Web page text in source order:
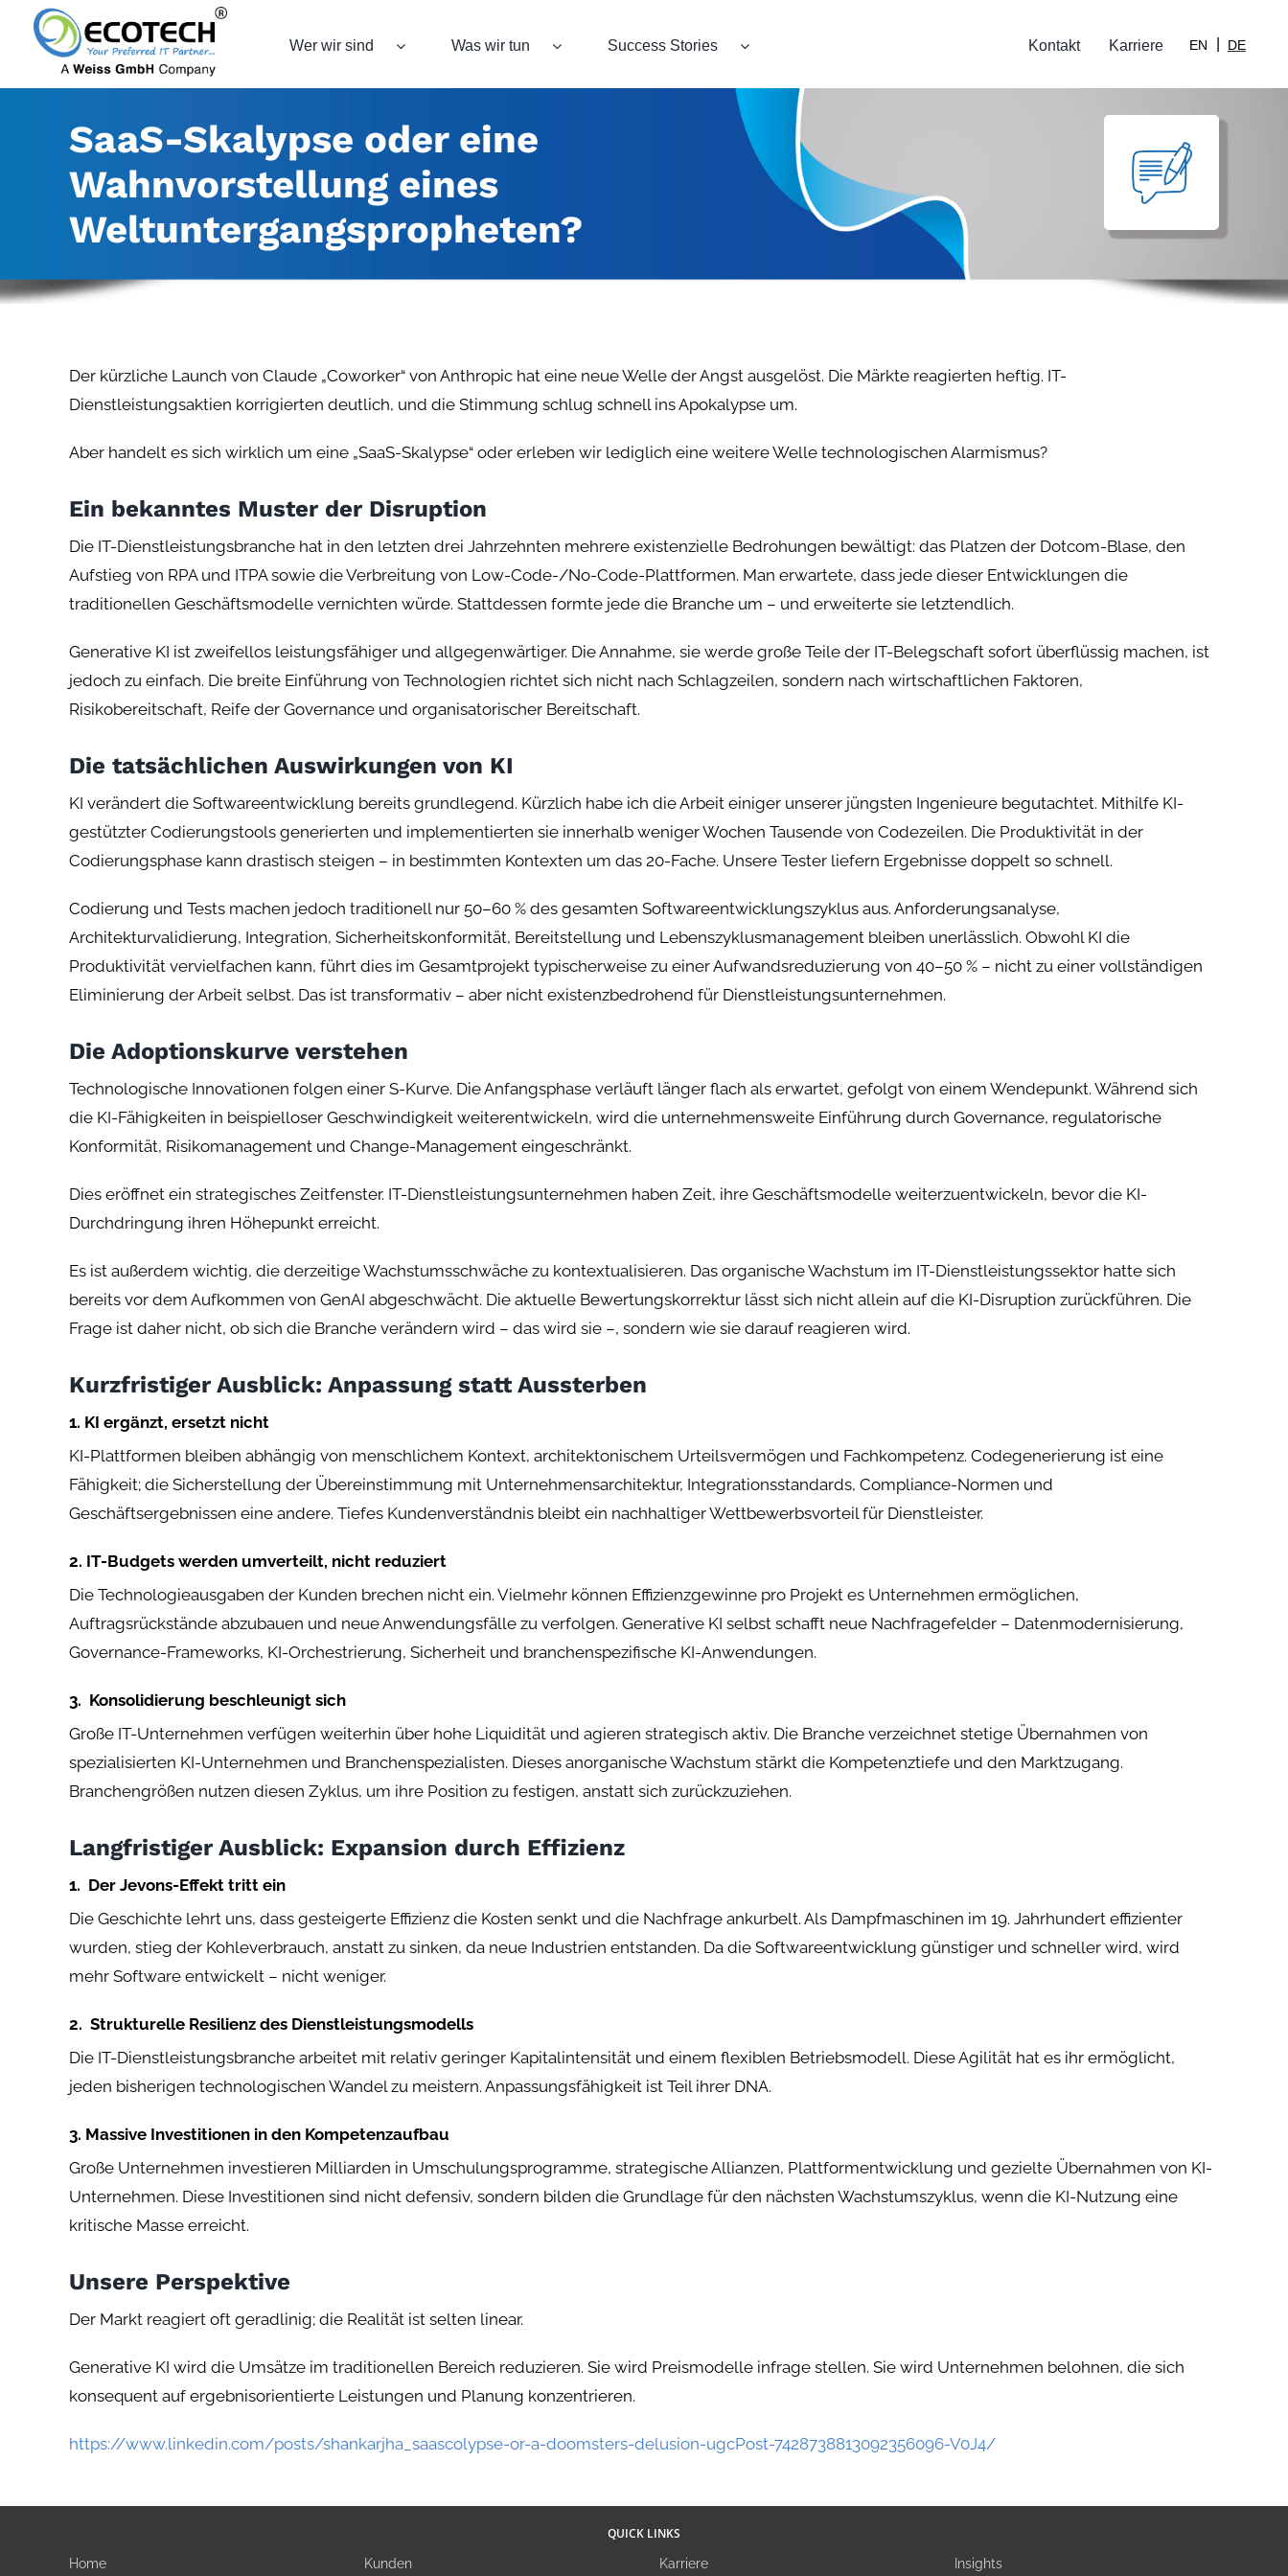
Wer wir sind Was wir tun Success Stories Kontakt Karriere EN DE
SaaS-Skalypse oder eine
Wahnvorstellung eines
Weltuntergangspropheten?
Der kürzliche Launch von Claude „Coworker“ von Anthropic hat eine neue Welle der Angst ausgelöst. Die Märkte reagierten heftig. IT-
Dienstleistungsaktien korrigierten deutlich, und die Stimmung schlug schnell ins Apokalypse um.
Aber handelt es sich wirklich um eine „SaaS-Skalypse“ oder erleben wir lediglich eine weitere Welle technologischen Alarmismus?
Ein bekanntes Muster der Disruption
Die IT-Dienstleistungsbranche hat in den letzten drei Jahrzehnten mehrere existenzielle Bedrohungen bewältigt: das Platzen der Dotcom-Blase, den
Aufstieg von RPA und ITPA sowie die Verbreitung von Low-Code-/No-Code-Plattformen. Man erwartete, dass jede dieser Entwicklungen die
traditionellen Geschäftsmodelle vernichten würde. Stattdessen formte jede die Branche um – und erweiterte sie letztendlich.
Generative KI ist zweifellos leistungsfähiger und allgegenwärtiger. Die Annahme, sie werde große Teile der IT-Belegschaft sofort überflüssig machen, ist
jedoch zu einfach. Die breite Einführung von Technologien richtet sich nicht nach Schlagzeilen, sondern nach wirtschaftlichen Faktoren,
Risikobereitschaft, Reife der Governance und organisatorischer Bereitschaft.
Die tatsächlichen Auswirkungen von KI
KI verändert die Softwareentwicklung bereits grundlegend. Kürzlich habe ich die Arbeit einiger unserer jüngsten Ingenieure begutachtet. Mithilfe KI-
gestützter Codierungstools generierten und implementierten sie innerhalb weniger Wochen Tausende von Codezeilen. Die Produktivität in der
Codierungsphase kann drastisch steigen – in bestimmten Kontexten um das 20-Fache. Unsere Tester liefern Ergebnisse doppelt so schnell.
Codierung und Tests machen jedoch traditionell nur 50–60 % des gesamten Softwareentwicklungszyklus aus. Anforderungsanalyse,
Architekturvalidierung, Integration, Sicherheitskonformität, Bereitstellung und Lebenszyklusmanagement bleiben unerlässlich. Obwohl KI die
Produktivität vervielfachen kann, führt dies im Gesamtprojekt typischerweise zu einer Aufwandsreduzierung von 40–50 % – nicht zu einer vollständigen
Eliminierung der Arbeit selbst. Das ist transformativ – aber nicht existenzbedrohend für Dienstleistungsunternehmen.
Die Adoptionskurve verstehen
Technologische Innovationen folgen einer S-Kurve. Die Anfangsphase verläuft länger flach als erwartet, gefolgt von einem Wendepunkt. Während sich
die KI-Fähigkeiten in beispielloser Geschwindigkeit weiterentwickeln, wird die unternehmensweite Einführung durch Governance, regulatorische
Konformität, Risikomanagement und Change-Management eingeschränkt.
Dies eröffnet ein strategisches Zeitfenster. IT-Dienstleistungsunternehmen haben Zeit, ihre Geschäftsmodelle weiterzuentwickeln, bevor die KI-
Durchdringung ihren Höhepunkt erreicht.
Es ist außerdem wichtig, die derzeitige Wachstumsschwäche zu kontextualisieren. Das organische Wachstum im IT-Dienstleistungssektor hatte sich
bereits vor dem Aufkommen von GenAI abgeschwächt. Die aktuelle Bewertungskorrektur lässt sich nicht allein auf die KI-Disruption zurückführen. Die
Frage ist daher nicht, ob sich die Branche verändern wird – das wird sie –, sondern wie sie darauf reagieren wird.
Kurzfristiger Ausblick: Anpassung statt Aussterben
1. KI ergänzt, ersetzt nicht
KI-Plattformen bleiben abhängig von menschlichem Kontext, architektonischem Urteilsvermögen und Fachkompetenz. Codegenerierung ist eine
Fähigkeit; die Sicherstellung der Übereinstimmung mit Unternehmensarchitektur, Integrationsstandards, Compliance-Normen und
Geschäftsergebnissen eine andere. Tiefes Kundenverständnis bleibt ein nachhaltiger Wettbewerbsvorteil für Dienstleister.
2. IT-Budgets werden umverteilt, nicht reduziert
Die Technologieausgaben der Kunden brechen nicht ein. Vielmehr können Effizienzgewinne pro Projekt es Unternehmen ermöglichen,
Auftragsrückstände abzubauen und neue Anwendungsfälle zu verfolgen. Generative KI selbst schafft neue Nachfragefelder – Datenmodernisierung,
Governance-Frameworks, KI-Orchestrierung, Sicherheit und branchenspezifische KI-Anwendungen.
3. Konsolidierung beschleunigt sich
Große IT-Unternehmen verfügen weiterhin über hohe Liquidität und agieren strategisch aktiv. Die Branche verzeichnet stetige Übernahmen von
spezialisierten KI-Unternehmen und Branchenspezialisten. Dieses anorganische Wachstum stärkt die Kompetenztiefe und den Marktzugang.
Branchengrößen nutzen diesen Zyklus, um ihre Position zu festigen, anstatt sich zurückzuziehen.
Langfristiger Ausblick: Expansion durch Effizienz
1. Der Jevons-Effekt tritt ein
Die Geschichte lehrt uns, dass gesteigerte Effizienz die Kosten senkt und die Nachfrage ankurbelt. Als Dampfmaschinen im 19. Jahrhundert effizienter
wurden, stieg der Kohleverbrauch, anstatt zu sinken, da neue Industrien entstanden. Da die Softwareentwicklung günstiger und schneller wird, wird
mehr Software entwickelt – nicht weniger.
2. Strukturelle Resilienz des Dienstleistungsmodells
Die IT-Dienstleistungsbranche arbeitet mit relativ geringer Kapitalintensität und einem flexiblen Betriebsmodell. Diese Agilität hat es ihr ermöglicht,
jeden bisherigen technologischen Wandel zu meistern. Anpassungsfähigkeit ist Teil ihrer DNA.
3. Massive Investitionen in den Kompetenzaufbau
Große Unternehmen investieren Milliarden in Umschulungsprogramme, strategische Allianzen, Plattformentwicklung und gezielte Übernahmen von KI-
Unternehmen. Diese Investitionen sind nicht defensiv, sondern bilden die Grundlage für den nächsten Wachstumszyklus, wenn die KI-Nutzung eine
kritische Masse erreicht.
Unsere Perspektive
Der Markt reagiert oft geradlinig; die Realität ist selten linear.
Generative KI wird die Umsätze im traditionellen Bereich reduzieren. Sie wird Preismodelle infrage stellen. Sie wird Unternehmen belohnen, die sich
konsequent auf ergebnisorientierte Leistungen und Planung konzentrieren.
https://www.linkedin.com/posts/shankarjha_saascolypse-or-a-doomsters-delusion-ugcPost-7428738813092356096-V0J4/
QUICK LINKS
Home Kunden Karriere Insights